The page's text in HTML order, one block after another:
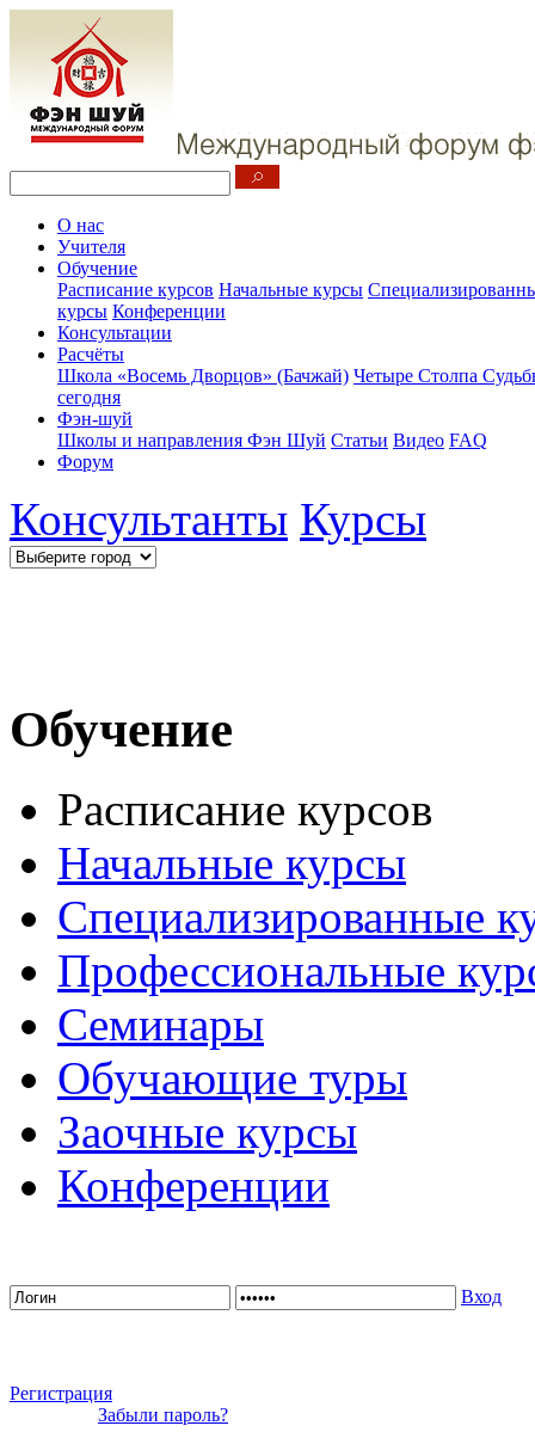
О нас
Учителя
Обучение
Расписание курсов Начальные курсы
курсы Конференции
Консультации
Расчёты
Школа «Восемь Дворцов» (Бачжай) Четыре Столпа
сегодня
Фэн-шуй
Школы и направления Фэн Шуй Статьи Видео FAQ
Форум
Консультанты Курсы
Обучение
Расписание курсов
Начальные курсы
Специализированные
Профессиональные
Семинары
Обучающие туры
Заочные курсы
Конференции
Вход
Регистрация
Забыли пароль?